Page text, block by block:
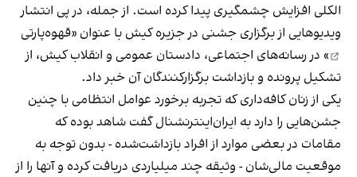
الکلی افزایش چشمگیری پیدا کرده است. از جمله، در پی انتشار
ویدیوهایی از برگزاری جشنی در جزیره کیش با عنوان «قهوه‌پارتی
» در رسانه‌های اجتماعی، دادستان عمومی و انقلاب کیش، از
تشکیل پرونده و بازداشت برگزارکنندگان آن خبر داد.
یکی از زنان کافه‌داری که تجربه برخورد عوامل انتظامی با چنین
جشن‌هایی را دارد به ایران‌اینترنشنال گفت شاهد بوده که
مقامات در بعضی موارد از افراد بازداشت‌‌شده - بدون توجه به
موقعیت مالی‌شان - وثیقه چند میلیاردی دریافت کرده و آنها را از